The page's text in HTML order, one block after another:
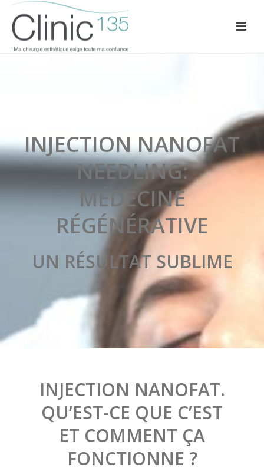
INJECTION NANOFAT
NEEDLING:
MÉDECINE
RÉGÉNÉRATIVE
UN RÉSULTAT SUBLIME
INJECTION NANOFAT.
QU’EST-CE QUE C’EST
ET COMMENT ÇA
FONCTIONNE ?